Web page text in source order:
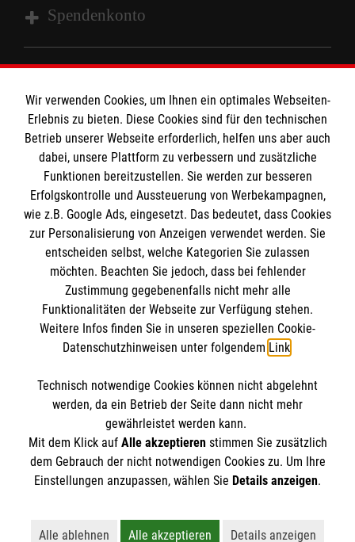
Malteserorden
Spendenkonto
Empfänger: Malteser Hilfsdienst e.V.
Bank: Sparkasse Wiesental
IBAN: DE97683515570003232774
BLC: 68351557
Kontonummer: 0003232774
So finden Sie uns
Gündenhausen 31
79650 Schopfheim
Ehrenamt.Wiesental@malteser.org
Der Malteser Hilfsdienst e.V. ist als eingetragene
gemeinnützige Organisation von der Körperschaft- und
Gewerbesteuer befreit.
Medizinproduktesicherheit
Gemäß § 6 Abs. 1 MPBetreibV müssen
Gesundheitseinrichtungen einen Beauftragten für
Medizinproduktesicherheit bestimmen. Nach Abs. 4 muss
Medizinproduktesicherheit auf der Internetseite der
Gesundheitseinrichtung bekannt gemacht werden. Den
Beauftragten für Medizinproduktesicherheit im Malteser
Rettungsdienst können Sie unter Beauftragter.MP-
Wir verwenden Cookies, um Ihnen ein optimales Webseiten-
Erlebnis zu bieten. Diese Cookies sind für den technischen
Betrieb unserer Webseite erforderlich, helfen uns aber auch
dabei, unsere Plattform zu verbessern und zusätzliche
Funktionen bereitzustellen. Sie werden zur besseren
Erfolgskontrolle und Aussteuerung von Werbekampagnen,
wie z.B. Google Ads, eingesetzt. Das bedeutet, dass Cookies
zur Personalisierung von Anzeigen verwendet werden. Sie
entscheiden selbst, welche Kategorien Sie zulassen
möchten. Beachten Sie jedoch, dass bei fehlender
Zustimmung gegebenenfalls nicht mehr alle
Funktionalitäten der Webseite zur Verfügung stehen.
Weitere Infos finden Sie in unseren speziellen Cookie-
Datenschutzhinweisen unter folgendem Link.
Technisch notwendige Cookies können nicht abgelehnt
werden, da ein Betrieb der Seite dann nicht mehr
gewährleistet werden kann.
Mit dem Klick auf Alle akzeptierenstimmen Sie zusätzlich
dem Gebrauch der nicht notwendigen Cookies zu. Um Ihre
Einstellungen anzupassen, wählen Sie Details anzeigen.
Alle ablehnen Alle akzeptieren Details anzeigen